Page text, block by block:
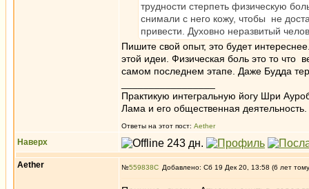
трудности стерпеть физическую
снимали с него кожу, чтобы не
привести. Духовно неразвитый
Пишите свой опыт, это будет
этой идеи. Физическая боль это то что
самом последнем этапе. Даже Будда
Практикую интегральную йогу Шри
Лама и его общественная деятельность.
Ответы на этот пост: Aether
Наверх
Aether №559838 Добавлено: Сб 19 Дек 20, 13:58 (6 лет